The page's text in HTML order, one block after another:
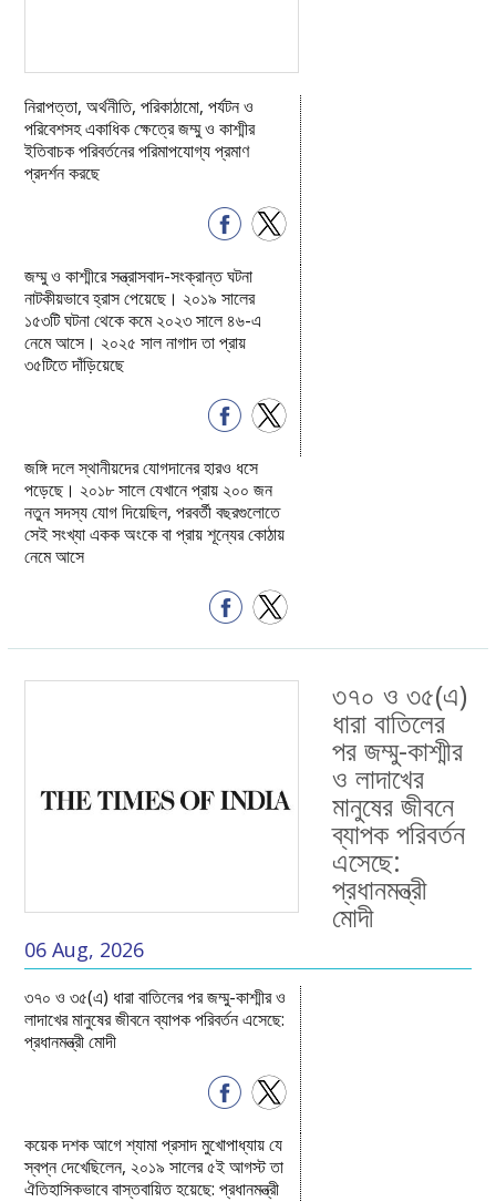
নিরাপত্তা, অর্থনীতি, পরিকাঠামো, পর্যটন ও
পরিবেশসহ একাধিক ক্ষেত্রে জম্মু ও কাশ্মীর
ইতিবাচক পরিবর্তনের পরিমাপযোগ্য প্রমাণ
প্রদর্শন করছে
জম্মু ও কাশ্মীরে সন্ত্রাসবাদ-সংক্রান্ত ঘটনা
নাটকীয়ভাবে হ্রাস পেয়েছে। ২০১৯ সালের
১৫৩টি ঘটনা থেকে কমে ২০২৩ সালে ৪৬-এ
নেমে আসে। ২০২৫ সাল নাগাদ তা প্রায়
৩৫টিতে দাঁড়িয়েছে
জঙ্গি দলে স্থানীয়দের যোগদানের হারও ধসে
পড়েছে। ২০১৮ সালে যেখানে প্রায় ২০০ জন
নতুন সদস্য যোগ দিয়েছিল, পরবর্তী বছরগুলোতে
সেই সংখ্যা একক অংকে বা প্রায় শূন্যের কোঠায়
নেমে আসে
৩৭০ ও ৩৫(এ)
ধারা বাতিলের
পর জম্মু-কাশ্মীর
ও লাদাখের
মানুষের জীবনে
ব্যাপক পরিবর্তন
এসেছে:
প্রধানমন্ত্রী
মোদী
06 Aug, 2026
৩৭০ ও ৩৫(এ) ধারা বাতিলের পর জম্মু-কাশ্মীর ও
লাদাখের মানুষের জীবনে ব্যাপক পরিবর্তন এসেছে:
প্রধানমন্ত্রী মোদী
কয়েক দশক আগে শ্যামা প্রসাদ মুখোপাধ্যায় যে
স্বপ্ন দেখেছিলেন, ২০১৯ সালের ৫ই আগস্ট তা
ঐতিহাসিকভাবে বাস্তবায়িত হয়েছে: প্রধানমন্ত্রী